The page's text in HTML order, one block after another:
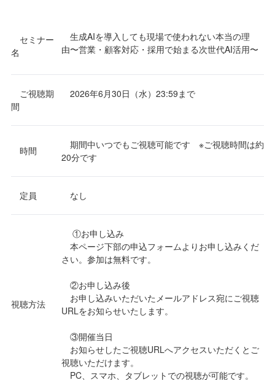
セミナー
名
生成AIを導入しても現場で使われない本当の理
由〜営業・顧客対応・採用で始まる次世代AI活用〜
ご視聴期
間
2026年6月30日（水）23:59まで
時間
期間中いつでもご視聴可能です ※ご視聴時間は約
20分です
定員 なし
視聴方法
①お申し込み
本ページ下部の申込フォームよりお申し込みくだ
さい。参加は無料です。
②お申し込み後
お申し込みいただいたメールアドレス宛にご視聴
URLをお知らせいたします。
③開催当日
お知らせしたご視聴URLへアクセスいただくとご
視聴いただけます。
PC、スマホ、タブレットでの視聴が可能です。